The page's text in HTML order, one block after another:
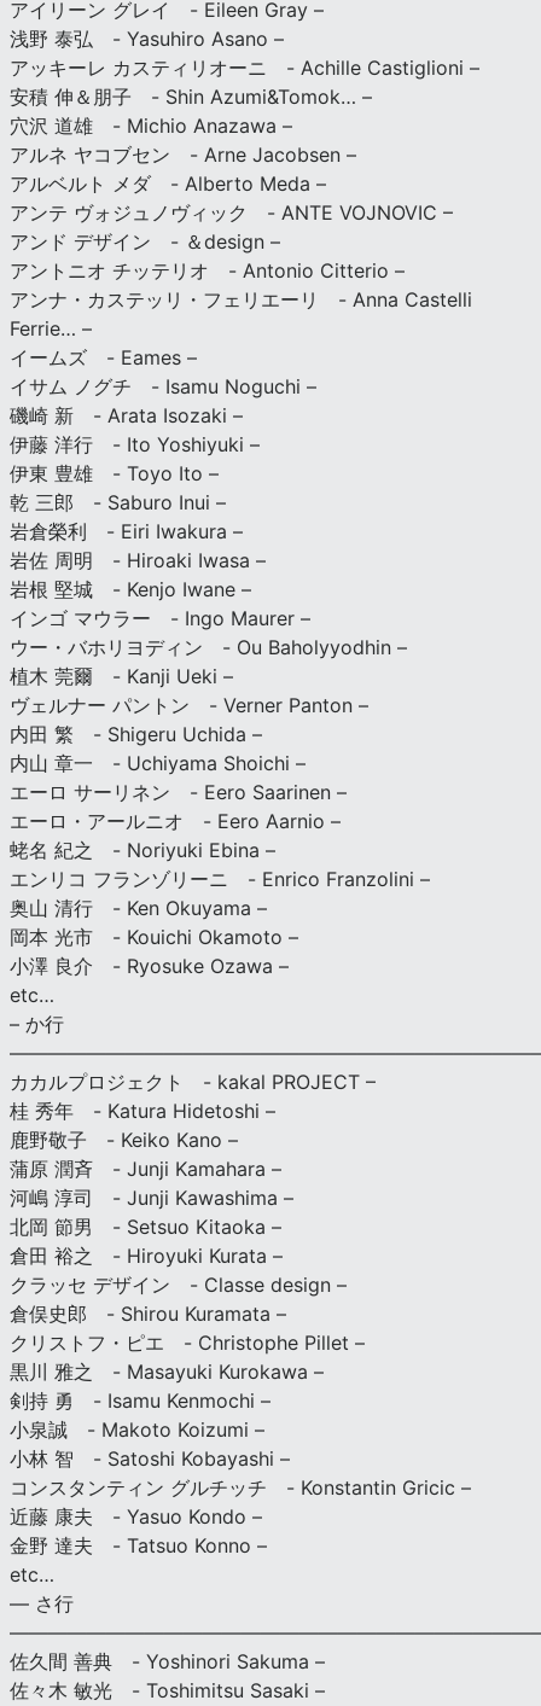
アイリーン グレイ - Eileen Gray –
浅野 泰弘 - Yasuhiro Asano –
アッキーレ カスティリオーニ - Achille Castiglioni –
安積 伸＆朋子 - Shin Azumi&Tomok… –
穴沢 道雄 - Michio Anazawa –
アルネ ヤコブセン - Arne Jacobsen –
アルベルト メダ - Alberto Meda –
アンテ ヴォジュノヴィック - ANTE VOJNOVIC –
アンド デザイン - ＆design –
アントニオ チッテリオ - Antonio Citterio –
アンナ・カステッリ・フェリエーリ - Anna Castelli
Ferrie… –
イームズ - Eames –
イサム ノグチ - Isamu Noguchi –
磯崎 新 - Arata Isozaki –
伊藤 洋行 - Ito Yoshiyuki –
伊東 豊雄 - Toyo Ito –
乾 三郎 - Saburo Inui –
岩倉榮利 - Eiri Iwakura –
岩佐 周明 - Hiroaki Iwasa –
岩根 堅城 - Kenjo Iwane –
インゴ マウラー - Ingo Maurer –
ウー・バホリヨディン - Ou Baholyyodhin –
植木 莞爾 - Kanji Ueki –
ヴェルナー パントン - Verner Panton –
内田 繁 - Shigeru Uchida –
内山 章一 - Uchiyama Shoichi –
エーロ サーリネン - Eero Saarinen –
エーロ・アールニオ - Eero Aarnio –
蛯名 紀之 - Noriyuki Ebina –
エンリコ フランゾリーニ - Enrico Franzolini –
奥山 清行 - Ken Okuyama –
岡本 光市 - Kouichi Okamoto –
小澤 良介 - Ryosuke Ozawa –
etc…
– か行
カカルプロジェクト - kakal PROJECT –
桂 秀年 - Katura Hidetoshi –
鹿野敬子 - Keiko Kano –
蒲原 潤斉 - Junji Kamahara –
河嶋 淳司 - Junji Kawashima –
北岡 節男 - Setsuo Kitaoka –
倉田 裕之 - Hiroyuki Kurata –
クラッセ デザイン - Classe design –
倉俣史郎 - Shirou Kuramata –
クリストフ・ピエ - Christophe Pillet –
黒川 雅之 - Masayuki Kurokawa –
剣持 勇 - Isamu Kenmochi –
小泉誠 - Makoto Koizumi –
小林 智 - Satoshi Kobayashi –
コンスタンティン グルチッチ - Konstantin Gricic –
近藤 康夫 - Yasuo Kondo –
金野 達夫 - Tatsuo Konno –
etc…
— さ行
佐久間 善典 - Yoshinori Sakuma –
佐々木 敏光 - Toshimitsu Sasaki –